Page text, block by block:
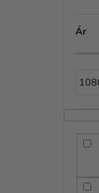
D
Ó
Ár
M
É